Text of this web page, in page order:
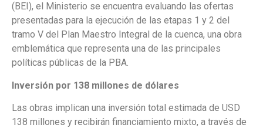
(BEI), el Ministerio se encuentra evaluando las ofertas
presentadas para la ejecución de las etapas 1 y 2 del
tramo V del Plan Maestro Integral de la cuenca, una obra
emblemática que representa una de las principales
políticas públicas de la PBA.
Inversión por 138 millones de dólares
Las obras implican una inversión total estimada de USD
138 millones y recibirán financiamiento mixto, a través de